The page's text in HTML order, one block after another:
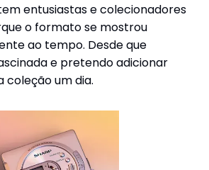
entusiastas e colecionadores
o formato se mostrou
ao tempo. Desde que
e pretendo adicionar
coleção um dia.